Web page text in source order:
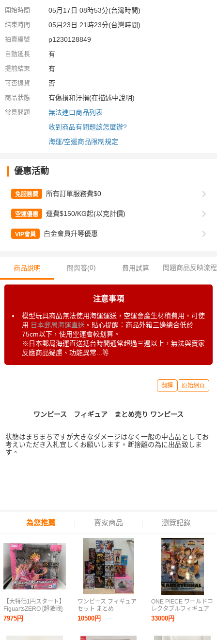
開始時間 05月17日 08時53分(台灣時間)
結束時間 05月23日 21時23分(台灣時間)
拍賣編號 p1230128849
自動延長 有
提前結束 有
可否退貨 否
商品狀態 有傷損和汙損(在描述中說明)
常見問題
無法進口商品列表
收到商品有問題該怎麼辦?
海運/空運商品限制規定
優惠活動
免服務費 所有訂單服務費$0
空運優惠 運費$150/KG起(以克計價)
VIP會員 白金會員升等優惠
商品說明 問與答(0) 費用試算 問題商品反映流程
注意事項
模型玩具商品無法使用海運運送，空運會產生材積費用，可使
用 日本郵局海運直送。貼心提醒：商品外箱三邊總合低於
75cm以下，使用空運會較划算。
※日本郵局海運直送抵台時間通常超過三週以上，無法與賣家
反應商品疑慮、功能異常...等
翻譯 原始網頁
ワンピース フィギュア まとめ売り ワンピース
状態はまちまちですが大きなダメージはなく一般の中古品としてお
考えいただき入札宜しくお願いします。断捨離の為に出品致しま
す。
為您推薦 賣家商品 瀏覽記錄
【大特価1円スタート】
FiguartsZERO [超激戦]
光月モモの助 -双龍図-
ワンピース
7975円
ワンピース フィギュア
セット まとめ
ONEPIECE 一番くじ ル
フィ ボニー くま マル
白ひげ リンリン カタク
10500円
ONE PIECE ワールドコ
レクタブルフィギュア
PREMIUM -WE ARE
ETERNAL-他一番くじB
ブル8点
33000円